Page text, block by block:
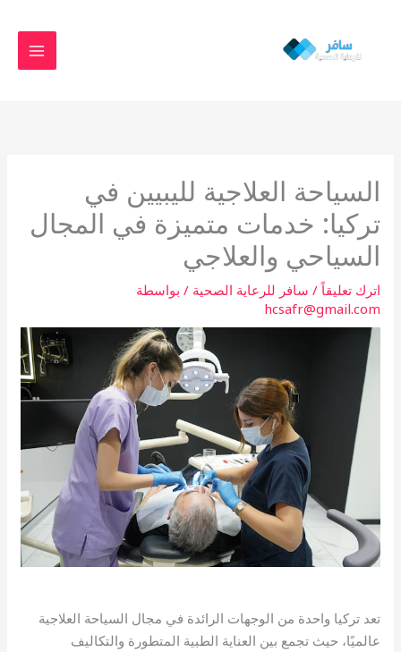
المحتوى
السياحة العلاجية لليبيين في
تركيا: خدمات متميزة في المجال
السياحي والعلاجي
اترك تعليقاً / سافر للرعاية الصحية / بواسطة
hcsafr@gmail.com
تعد تركيا واحدة من الوجهات الرائدة في مجال السياحة العلاجية
عالميًا، حيث تجمع بين العناية الطبية المتطورة والتكاليف